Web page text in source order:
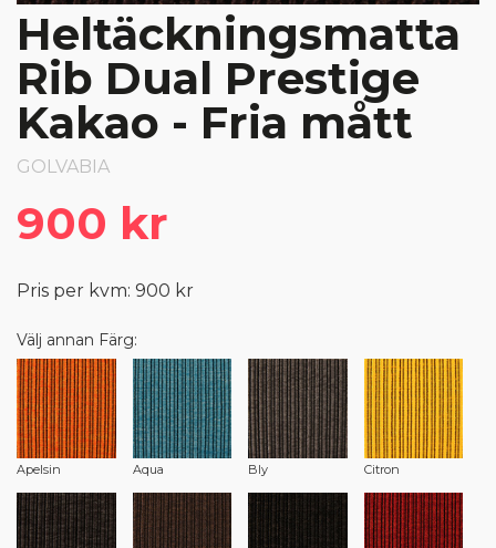
Heltäckningsmatta
Rib Dual Prestige
Kakao - Fria mått
GOLVABIA
900 kr
Pris per kvm: 900 kr
Välj annan Färg:
Apelsin Aqua Bly Citron